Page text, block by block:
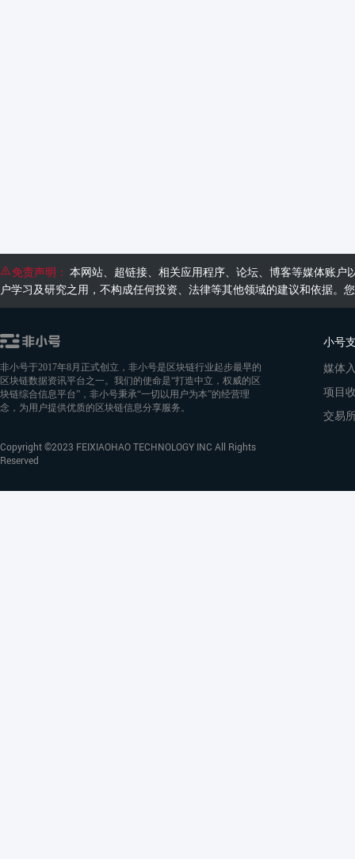
免责声明： 本网站、超链接、相关应用程序、论坛、博客等媒体账
户学习及研究之用，不构成任何投资、法律等其他领域的建议和依据
非小号于2017年8月正式创立，非小号是区块链行业起步最早的
区块链数据资讯平台之一。我们的使命是“打造中立，权威的区
块链综合信息平台”，非小号秉承“一切以用户为本”的经营理
念，为用户提供优质的区块链信息分享服务。
Copyright ©2023 FEIXIAOHAO TECHNOLOGY INC All Rights
Reserved
小号
媒体
项目
交易